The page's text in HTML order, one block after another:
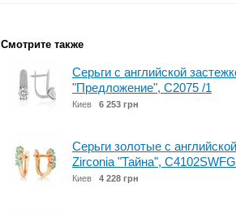
Смотрите также
Серьги с английской
"Предложение", С2075 /1
Киев 6 253 грн
Серьги золотые с
Zirconia "Тайна",
Киев 4 228 грн